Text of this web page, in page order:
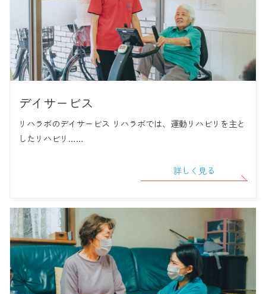
デイサービス
リハラボのデイサービス リハラボでは、運動リハビリを主と
したリハビリ……
詳しく見る